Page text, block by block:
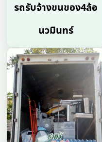
รถรับจ้างขนของ4ล้อ
นวมินทร์